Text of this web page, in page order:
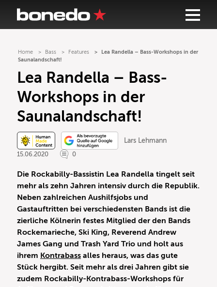
Home Bass Features
Lea Randella – Bass-Workshops in der
Saunalandschaft!
Lea Randella – Bass-
Workshops in der
Saunalandschaft!
Lars Lehmann
15.06.2020
0
Die Rockabilly-Bassistin Lea Randella tingelt seit
mehr als zehn Jahren intensiv durch die Republik.
Neben zahlreichen Aushilfsjobs und
Gastauftritten bei verschiedensten Bands ist die
zierliche Kölnerin festes Mitglied der den Bands
Rockemarieche, Ski King, Reverend Andrew
James Gang und Trash Yard Trio und holt aus
ihrem Kontrabass alles heraus, was das gute
Stück hergibt. Seit mehr als drei Jahren gibt sie
zudem Rockabilly-Kontrabass-Workshops für